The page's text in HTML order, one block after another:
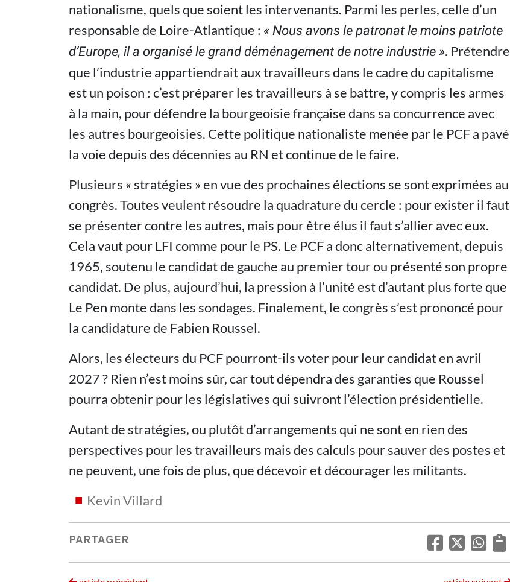
nationalisme, quels que soient les intervenants. Parmi les perles, celle d’un
responsable de Loire-Atlantique : « Nous avons le patronat le moins patriote
d’Europe, il a organisé le grand déménagement de notre industrie ». Prétendre
que l’industrie appartiendrait aux travailleurs dans le cadre du capitalisme
est un poison : c’est préparer les travailleurs à se battre, y compris les armes
à la main, pour défendre la bourgeoisie française dans sa concurrence avec
les autres bourgeoisies. Cette politique nationaliste menée par le PCF a pavé
la voie depuis des décennies au RN et continue de le faire.
Plusieurs « stratégies » en vue des prochaines élections se sont exprimées au
congrès. Toutes veulent résoudre la quadrature du cercle : pour exister il faut
se présenter contre les autres, mais pour être élus il faut s’allier avec eux.
Cela vaut pour LFI comme pour le PS. Le PCF a donc alternativement, depuis
1965, soutenu le candidat de gauche au premier tour ou présenté son propre
candidat. De plus, aujourd’hui, la pression à l’unité est d’autant plus forte que
Le Pen monte dans les sondages. Finalement, le congrès s’est prononcé pour
la candidature de Fabien Roussel.
Alors, les électeurs du PCF pourront-ils voter pour leur candidat en avril
2027 ? Rien n’est moins sûr, car tout dépendra des garanties que Roussel
pourra obtenir pour les législatives qui suivront l’élection présidentielle.
Autant de stratégies, ou plutôt d’arrangements qui ne sont en rien des
perspectives pour les travailleurs mais des calculs pour sauver des postes et
ne peuvent, une fois de plus, que décevoir et décourager les militants.
Kevin Villard
PARTAGER